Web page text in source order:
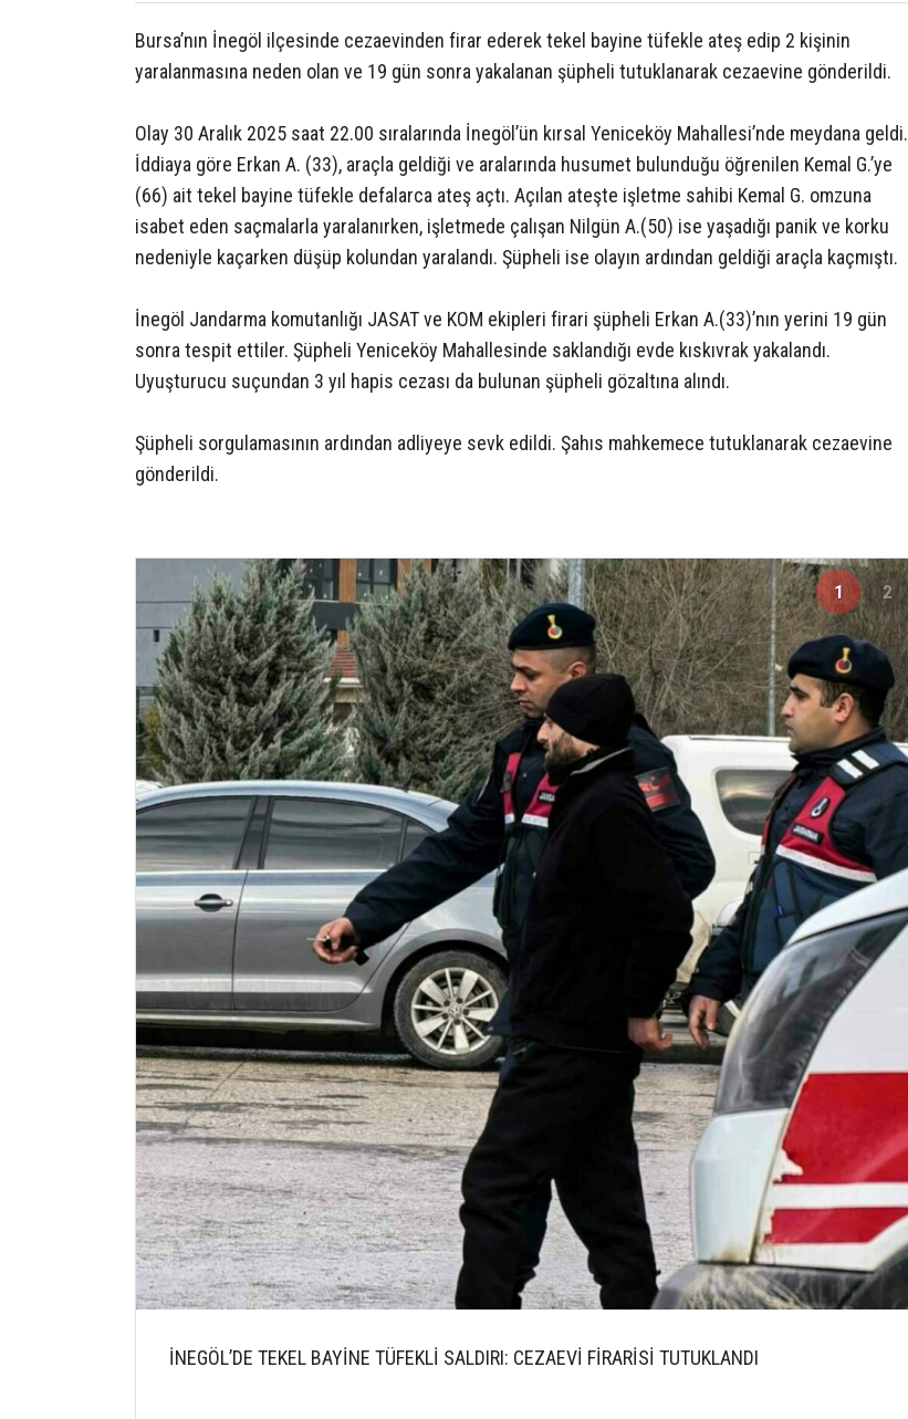
Bursa’nın İnegöl ilçesinde cezaevinden firar ederek tekel bayine tüfekle ateş edip 2 kişinin
yaralanmasına neden olan ve 19 gün sonra yakalanan şüpheli tutuklanarak cezaevine gönderildi.
Olay 30 Aralık 2025 saat 22.00 sıralarında İnegöl’ün kırsal Yeniceköy Mahallesi’nde meydana geldi.
İddiaya göre Erkan A. (33), araçla geldiği ve aralarında husumet bulunduğu öğrenilen Kemal G.’ye
(66) ait tekel bayine tüfekle defalarca ateş açtı. Açılan ateşte işletme sahibi Kemal G. omzuna
isabet eden saçmalarla yaralanırken, işletmede çalışan Nilgün A.(50) ise yaşadığı panik ve korku
nedeniyle kaçarken düşüp kolundan yaralandı. Şüpheli ise olayın ardından geldiği araçla kaçmıştı.
İnegöl Jandarma komutanlığı JASAT ve KOM ekipleri firari şüpheli Erkan A.(33)’nın yerini 19 gün
sonra tespit ettiler. Şüpheli Yeniceköy Mahallesinde saklandığı evde kıskıvrak yakalandı.
Uyuşturucu suçundan 3 yıl hapis cezası da bulunan şüpheli gözaltına alındı.
Şüpheli sorgulamasının ardından adliyeye sevk edildi. Şahıs mahkemece tutuklanarak cezaevine
gönderildi.
1 2
İNEGÖL’DE TEKEL BAYİNE TÜFEKLİ SALDIRI: CEZAEVİ FİRARİSİ TUTUKLANDI